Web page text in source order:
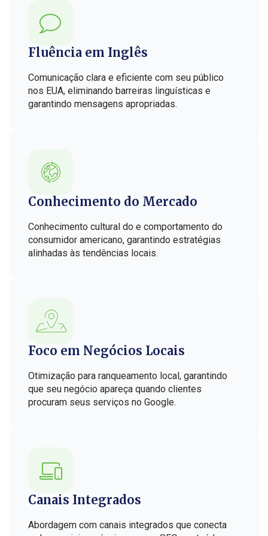
Fluência em Inglês
Comunicação clara e eficiente com seu público
nos EUA, eliminando barreiras linguísticas e
garantindo mensagens apropriadas.
Conhecimento do Mercado
Conhecimento cultural do e comportamento do
consumidor americano, garantindo estratégias
alinhadas às tendências locais.
Foco em Negócios Locais
Otimização para ranqueamento local, garantindo
que seu negócio apareça quando clientes
procuram seus serviços no Google.
Canais Integrados
Abordagem com canais integrados que conecta